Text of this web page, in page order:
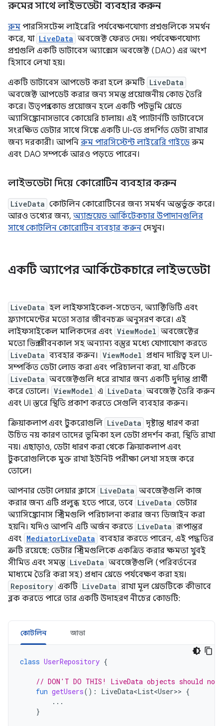
রুমের সাথে লাইভডেটা ব্যবহার করুন
রুম পারসিসটেন্স লাইব্রেরি পর্যবেক্ষণযোগ্য প্রশ্নগুলিকে সমর্থন
করে, যা LiveData অবজেক্ট ফেরত দেয়। পর্যবেক্ষণযোগ্য
প্রশ্নগুলি একটি ডাটাবেস অ্যাক্সেস অবজেক্ট (DAO) এর অংশ
হিসাবে লেখা হয়।
একটি ডাটাবেস আপডেট করা হলে রুমটি LiveData
অবজেক্ট আপডেট করার জন্য সমস্ত প্রয়োজনীয় কোড তৈরি
করে। উত্পন্ন কোড প্রয়োজন হলে একটি পটভূমি থ্রেডে
অ্যাসিঙ্ক্রোনাসভাবে কোয়েরি চালায়। এই প্যাটার্নটি ডাটাবেসে
সংরক্ষিত ডেটার সাথে সিঙ্কে একটি UI-তে প্রদর্শিত ডেটা রাখার
জন্য দরকারী। আপনি রুম পারসিস্টেন্ট লাইব্রেরি গাইডে রুম
এবং DAO সম্পর্কে আরও পড়তে পারেন।
লাইভডেটা দিয়ে কোরোটিন ব্যবহার করুন
LiveData কোটলিন কোরোটিনের জন্য সমর্থন অন্তর্ভুক্ত করে।
আরও তথ্যের জন্য, অ্যান্ড্রয়েড আর্কিটেকচার উপাদানগুলির
সাথে কোটলিন কোরোটিন ব্যবহার করুন দেখুন।
একটি অ্যাপের আর্কিটেকচারে লাইভডেটা
LiveData হল লাইফসাইকেল-সচেতন, অ্যাক্টিভিটি এবং
ফ্র্যাগমেন্টের মতো সত্তার জীবনচক্র অনুসরণ করে। এই
লাইফসাইকেল মালিকদের এবং ViewModel অবজেক্টের
মতো ভিন্ন জীবনকাল সহ অন্যান্য বস্তুর মধ্যে যোগাযোগ করতে
LiveData ব্যবহার করুন। ViewModel প্রধান দায়িত্ব হল UI-
সম্পর্কিত ডেটা লোড করা এবং পরিচালনা করা, যা এটিকে
LiveData অবজেক্টগুলি ধরে রাখার জন্য একটি দুর্দান্ত প্রার্থী
করে তোলে। ViewModel এ LiveData অবজেক্ট তৈরি করুন
এবং UI স্তরে স্থিতি প্রকাশ করতে সেগুলি ব্যবহার করুন।
ক্রিয়াকলাপ এবং টুকরোগুলি LiveData দৃষ্টান্ত ধারণ করা
উচিত নয় কারণ তাদের ভূমিকা হল ডেটা প্রদর্শন করা, স্থিতি রাখা
নয়। এছাড়াও, ডেটা ধারণ করা থেকে ক্রিয়াকলাপ এবং
টুকরোগুলিকে মুক্ত রাখা ইউনিট পরীক্ষা লেখা সহজ করে
তোলে।
আপনার ডেটা লেয়ার ক্লাসে LiveData অবজেক্টগুলি কাজ
করার জন্য এটি প্রলুব্ধ হতে পারে, তবে LiveData ডেটার
অ্যাসিঙ্ক্রোনাস স্ট্রিমগুলি পরিচালনা করার জন্য ডিজাইন করা
হয়নি। যদিও আপনি এটি অর্জন করতে LiveData রূপান্তর
এবং MediatorLiveData ব্যবহার করতে পারেন, এই পদ্ধতির
ত্রুটি রয়েছে: ডেটার স্ট্রিমগুলিকে একত্রিত করার ক্ষমতা খুবই
সীমিত এবং সমস্ত LiveData অবজেক্টগুলি (পরিবর্তনের
মাধ্যমে তৈরি করা সহ) প্রধান থ্রেডে পর্যবেক্ষণ করা হয়।
Repository একটি LiveData রাখা মূল থ্রেডটিকে কীভাবে
ব্লক করতে পারে তার একটি উদাহরণ নীচের কোডটি:
কোটলিন জাভা
class UserRepository {
// DON'T DO THIS! LiveData objects should
fun getUsers(): LiveData<List<User>> {
...
}